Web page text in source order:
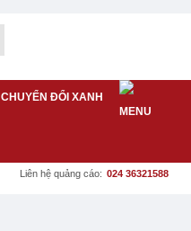
CHUYỂN ĐỔI XANH
Liên hệ quảng cáo: 024 36321588